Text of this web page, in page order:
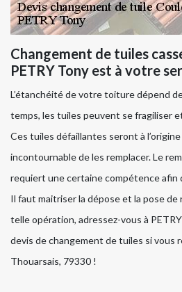
Changement de tuiles
PETRY Tony est à votre
L’étanchéité de votre toiture dépend
temps, les tuiles peuvent se fragiliser
Ces tuiles défaillantes seront à
incontournable de les remplacer. Le
requiert une certaine compétence afin
Il faut maitriser la dépose et la pose
telle opération, adressez-vous à
devis de changement de tuiles si vous
Thouarsais, 79330 !